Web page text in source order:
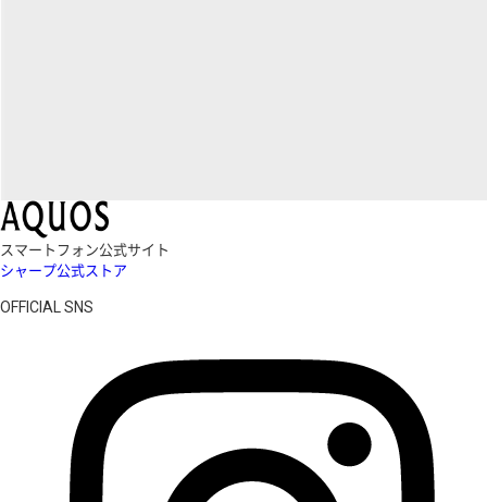
スマートフォン公式サイト
シャープ公式ストア
OFFICIAL SNS